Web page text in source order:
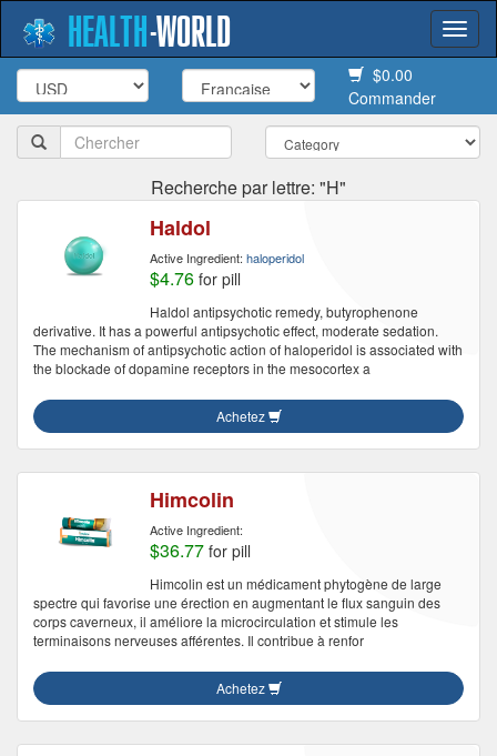
HEALTH-WORLD
$0.00
Commander
Recherche par lettre: "H"
Haldol
Active Ingredient: haloperidol
$4.76 for pill
Haldol antipsychotic remedy, butyrophenone
derivative. It has a powerful antipsychotic effect, moderate sedation.
The mechanism of antipsychotic action of haloperidol is associated with
the blockade of dopamine receptors in the mesocortex a
Achetez
Himcolin
Active Ingredient:
$36.77 for pill
Himcolin est un médicament phytogène de large
spectre qui favorise une érection en augmentant le flux sanguin des
corps caverneux, il améliore la microcirculation et stimule les
terminaisons nerveuses afférentes. Il contribue à renfor
Achetez